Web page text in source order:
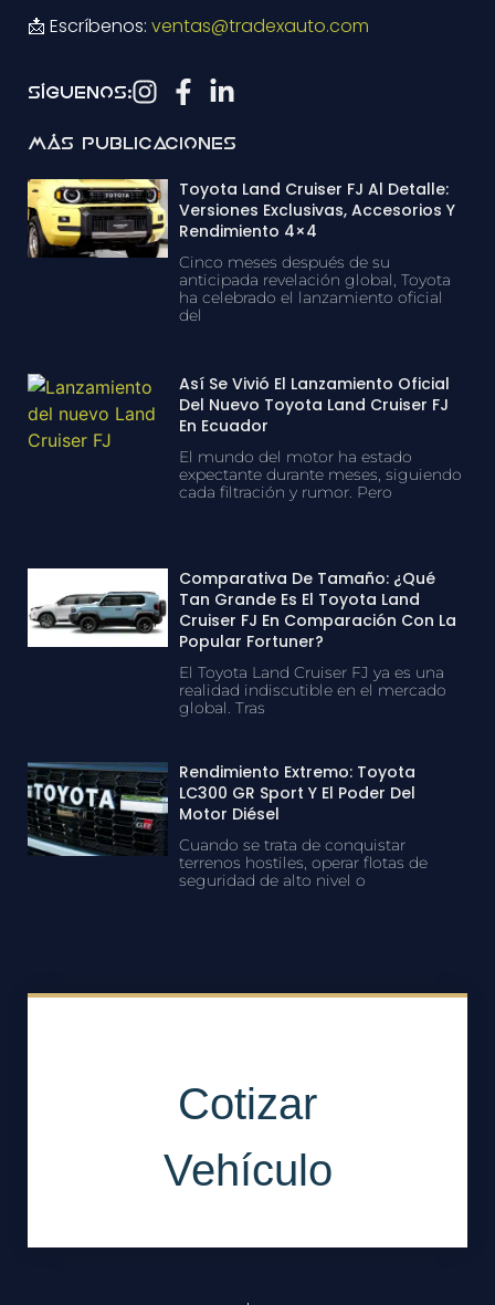
📩 Escríbenos: ventas@tradexauto.com
Síguenos:
Más Publicaciones
Toyota Land Cruiser FJ Al Detalle:
Versiones Exclusivas, Accesorios Y
Rendimiento 4×4
Cinco meses después de su
anticipada revelación global, Toyota
ha celebrado el lanzamiento oficial
del
Así Se Vivió El Lanzamiento Oficial
Del Nuevo Toyota Land Cruiser FJ
En Ecuador
El mundo del motor ha estado
expectante durante meses, siguiendo
cada filtración y rumor. Pero
Comparativa De Tamaño: ¿Qué
Tan Grande Es El Toyota Land
Cruiser FJ En Comparación Con La
Popular Fortuner?
El Toyota Land Cruiser FJ ya es una
realidad indiscutible en el mercado
global. Tras
Rendimiento Extremo: Toyota
LC300 GR Sport Y El Poder Del
Motor Diésel
Cuando se trata de conquistar
terrenos hostiles, operar flotas de
seguridad de alto nivel o